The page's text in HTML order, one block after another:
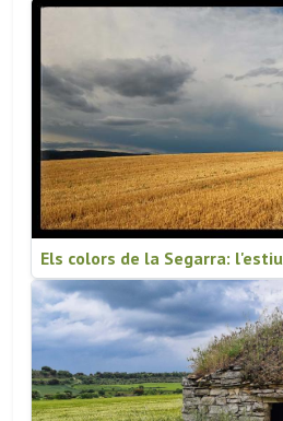
Els colors de la Segarra: l'estiu